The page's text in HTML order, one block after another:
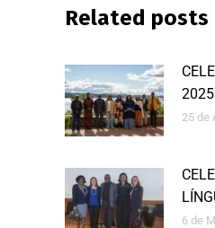
Related posts
2025
25 de
6 de